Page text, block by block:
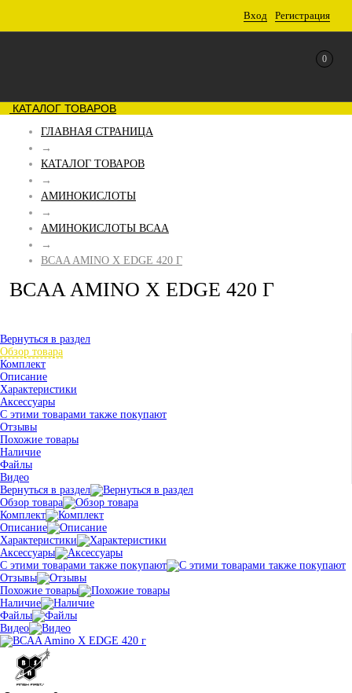
Вход Регистрация
0
КАТАЛОГ ТОВАРОВ
ГЛАВНАЯ СТРАНИЦА
→
КАТАЛОГ ТОВАРОВ
→
АМИНОКИСЛОТЫ
→
АМИНОКИСЛОТЫ BCAA
→
BCAA AMINO X EDGE 420 Г
BCAA AMINO X EDGE 420 Г
Вернуться в раздел
Обзор товара
Комплект
Описание
Характеристики
Аксессуары
С этими товарами также покупают
Отзывы
Похожие товары
Наличие
Файлы
Видео
Вернуться в раздел
Обзор товара
Комплект
Описание
Характеристики
Аксессуары
С этими товарами также покупают
Отзывы
Похожие товары
Наличие
Файлы
Видео